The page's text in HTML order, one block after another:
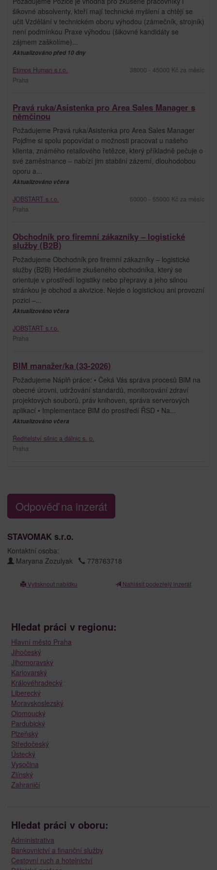
šikovné absolventy, kteří mají technické myšlení a chtějí se
učit Vzdělání v technickém oboru výhodou (zámečník, strojník)
není podmínkou Praxe výhodou (šikovné kandidáty se
zájmem zaškolíme)...
Aktualizováno před 10 dny
Etimos Human s.r.o.
Praha
38000 - 45000 Kč za měsíc
Pravá ruka/Asistenka pro Area Sales Manager s
němčinou
Požadujeme Pravá ruka/Asistenka pro Area Sales Manager
Pojďme si spolu popovídat o možnosti pracovat u našeho
klienta, známého retailového řetězce, který příkladně pečuje o
své zaměstnance – nabízí jim stabilní zázemí, dlouhodobou
oporu a...
Aktualizováno včera
JOBSTART s.r.o.
Praha
50000 - 55000 Kč za měsíc
Obchodník pro firemní zákazníky – logistické
služby (B2B)
Požadujeme Obchodník pro firemní zákazníky – logistické
služby (B2B) Hledáme zkušeného obchodníka, který se
orientuje v prostředí logistiky nebo přepravy a jeho silnou
stránkou je obchod a akvizice. Nejde o logistickou ani provozní
pozici –...
Aktualizováno včera
JOBSTART s.r.o.
Praha
BIM manažer/ka (33-2026)
Požadujeme Náplň práce: • Čeká Vás správa procesů BIM na
obecné úrovni, udržování standardů, monitorování zdraví
projektových souborů, práv knihoven, správa serverových
aplikací • Implementace BIM do prostředí ŘSD • Na...
Aktualizováno včera
Ředitelství silnic a dálnic s. p.
Praha
Odpověď na inzerát
STAVOMAK s.r.o.
Kontaktní osoba:
Maryana Zozulyak
778763718
Vytisknout nabídku Nahlásit podezřelý inzerát
Hledat práci v regionu:
Hlavní město Praha
Jihočeský
Jihomoravský
Karlovarský
Královéhradecký
Liberecký
Moravskoslezský
Olomoucký
Pardubický
Plzeňský
Středočeský
Ústecký
Vysočina
Zlínský
Zahraničí
Hledat práci v oboru:
Administrativa
Bankovnictví a finanční služby
Cestovní ruch a hotelnictví